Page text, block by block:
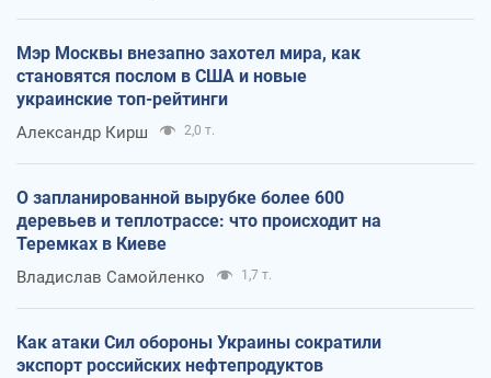
Мэр Москвы внезапно захотел мира, как
становятся послом в США и новые
украинские топ-рейтинги
Александр Кирш 2,0 т.
О запланированной вырубке более 600
деревьев и теплотрассе: что происходит на
Теремках в Киеве
Владислав Самойленко 1,7 т.
Как атаки Сил обороны Украины сократили
экспорт российских нефтепродуктов